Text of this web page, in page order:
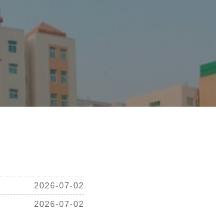
2026-07-02
2026-07-02